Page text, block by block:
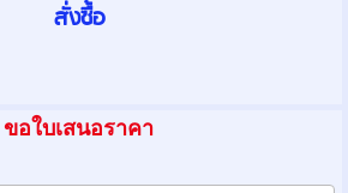
ขอใบเสนอราคา